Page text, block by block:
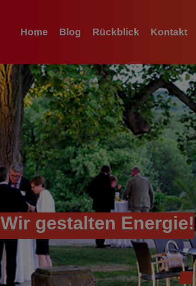
Home Blog Rückblick Kontakt
gestalten Energie!
A